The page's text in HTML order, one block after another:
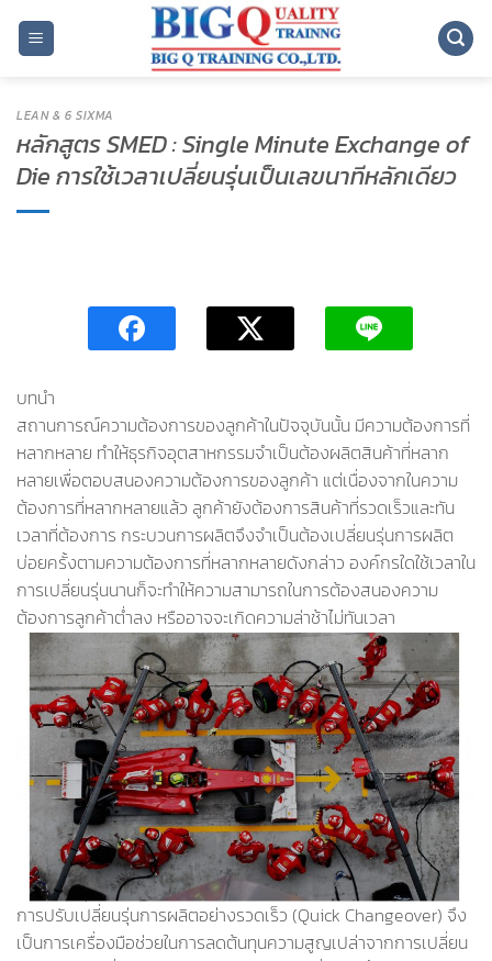
LEAN & 6 SIXMA
หลักสูตร SMED : Single Minute Exchange of
Die การใช้เวลาเปลี่ยนรุ่นเป็นเลขนาทีหลักเดียว
บทนำ
สถานการณ์ความต้องการของลูกค้าในปัจจุบันนั้น มีความต้องการที่
หลากหลาย ทำให้ธุรกิจอุตสาหกรรมจำเป็นต้องผลิตสินค้าที่หลาก
หลายเพื่อตอบสนองความต้องการของลูกค้า แต่เนื่องจากในความ
ต้องการที่หลากหลายแล้ว ลูกค้ายังต้องการสินค้าที่รวดเร็วและทัน
เวลาที่ต้องการ กระบวนการผลิตจึงจำเป็นต้องเปลี่ยนรุ่นการผลิต
บ่อยครั้งตามความต้องการที่หลากหลายดังกล่าว องค์กรใดใช้เวลาใน
การเปลี่ยนรุ่นนานก็จะทำให้ความสามารถในการต้องสนองความ
ต้องการลูกค้าต่ำลง หรืออาจจะเกิดความล่าช้าไม่ทันเวลา
การปรับเปลี่ยนรุ่นการผลิตอย่างรวดเร็ว (Quick Changeover) จึง
เป็นการเครื่องมือช่วยในการลดต้นทุนความสูญเปล่าจากการเปลี่ยน